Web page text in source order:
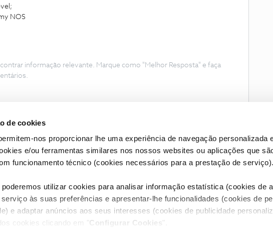
de cookies
nos proporcionar lhe uma experiência de navegação personalizada
e/ou ferramentas similares nos nossos websites ou aplicações que
funcionamento técnico (cookies necessários para a prestação de serviço).
utilizar cookies para analisar informação estatística (cookies de
às suas preferências e apresentar-lhe funcionalidades (cookies de
e adaptar anúncios aos seus interesses (cookies de publicidade
cookies clicando em " Configurar Cookies ".
NOS
informação relevante. Marque como "Melhor Resposta" e faça
Condições do Fórum NOS Accessibility statement